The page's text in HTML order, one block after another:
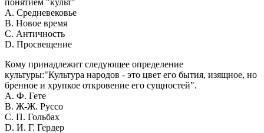
понятием "культ"
A. Средневековье
B. Новое время
C. Античность
D. Просвещение
Кому принадлежит следующее определение
культуры:"Культура народов - это цвет его бытия, изящное, но
бренное и хрупкое откровение его сущностей".
A. Ф. Гете
B. Ж-Ж. Руссо
C. П. Гольбах
D. И. Г. Гердер